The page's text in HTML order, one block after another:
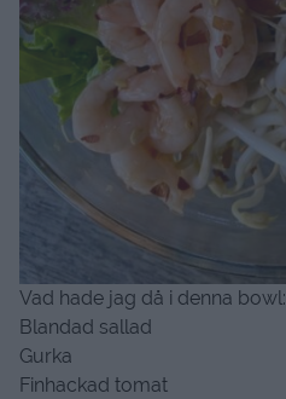
Vad hade jag då i denna bowl:
Blandad sallad
Gurka
Finhackad tomat